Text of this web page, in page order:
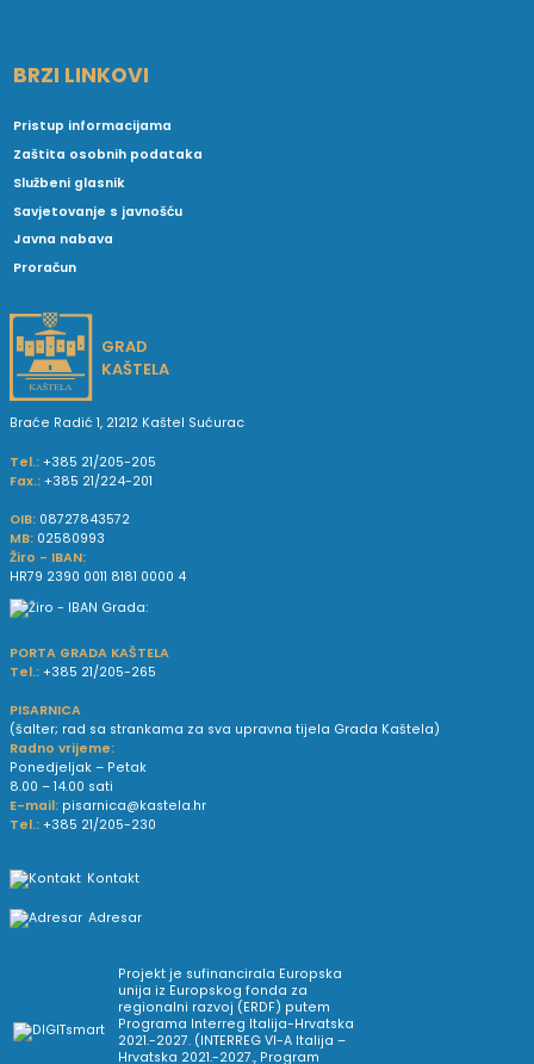
BRZI LINKOVI
Pristup informacijama
Zaštita osobnih podataka
Službeni glasnik
Savjetovanje s javnošću
Javna nabava
Proračun
GRAD
KAŠTELA
Braće Radić 1, 21212 Kaštel Sućurac
Tel.: +385 21/205-205
Fax.: +385 21/224-201
OIB: 08727843572
MB: 02580993
Žiro - IBAN:
HR79 2390 0011 8181 0000 4
PORTA GRADA KAŠTELA
Tel.: +385 21/205-265
PISARNICA
(šalter; rad sa strankama za sva upravna tijela Grada Kaštela)
Radno vrijeme:
Ponedjeljak – Petak
8.00 – 14.00 sati
E-mail: pisarnica@kastela.hr
Tel.: +385 21/205-230
Kontakt
Adresar
Projekt je sufinancirala Europska
unija iz Europskog fonda za
regionalni razvoj (ERDF) putem
Programa Interreg Italija-Hrvatska
2021.-2027. (INTERREG VI-A Italija –
Hrvatska 2021.-2027., Program